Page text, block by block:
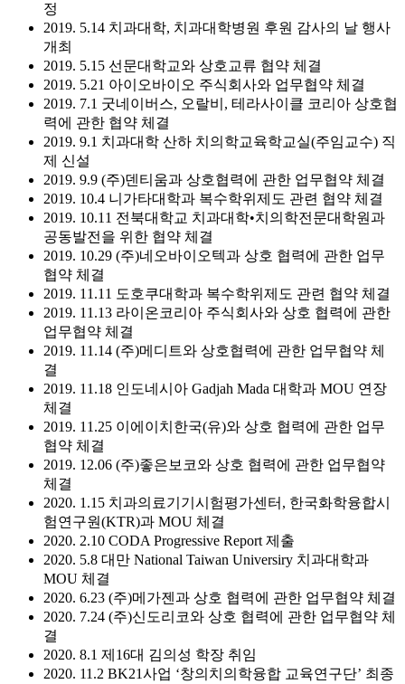
정
2019. 5.14 치과대학, 치과대학병원 후원 감사의 날 행사
개최
2019. 5.15 선문대학교와 상호교류 협약 체결
2019. 5.21 아이오바이오 주식회사와 업무협약 체결
2019. 7.1 굿네이버스, 오랄비, 테라사이클 코리아 상호협
력에 관한 협약 체결
2019. 9.1 치과대학 산하 치의학교육학교실(주임교수) 직
제 신설
2019. 9.9 (주)덴티움과 상호협력에 관한 업무협약 체결
2019. 10.4 니가타대학과 복수학위제도 관련 협약 체결
2019. 10.11 전북대학교 치과대학•치의학전문대학원과
공동발전을 위한 협약 체결
2019. 10.29 (주)네오바이오텍과 상호 협력에 관한 업무
협약 체결
2019. 11.11 도호쿠대학과 복수학위제도 관련 협약 체결
2019. 11.13 라이온코리아 주식회사와 상호 협력에 관한
업무협약 체결
2019. 11.14 (주)메디트와 상호협력에 관한 업무협약 체
결
2019. 11.18 인도네시아 Gadjah Mada 대학과 MOU 연장
체결
2019. 11.25 이에이치한국(유)와 상호 협력에 관한 업무
협약 체결
2019. 12.06 (주)좋은보코와 상호 협력에 관한 업무협약
체결
2020. 1.15 치과의료기기시험평가센터, 한국화학융합시
험연구원(KTR)과 MOU 체결
2020. 2.10 CODA Progressive Report 제출
2020. 5.8 대만 National Taiwan Universiry 치과대학과
MOU 체결
2020. 6.23 (주)메가젠과 상호 협력에 관한 업무협약 체결
2020. 7.24 (주)신도리코와 상호 협력에 관한 업무협약 체
결
2020. 8.1 제16대 김의성 학장 취임
2020. 11.2 BK21사업 ‘창의치의학융합 교육연구단’ 최종